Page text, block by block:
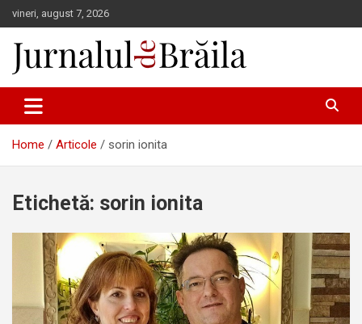
Skip
to
content
vineri, august 7, 2026
Jurnalul de Brăila
Home Articole sorin ionita
Etichetă: sorin ionita